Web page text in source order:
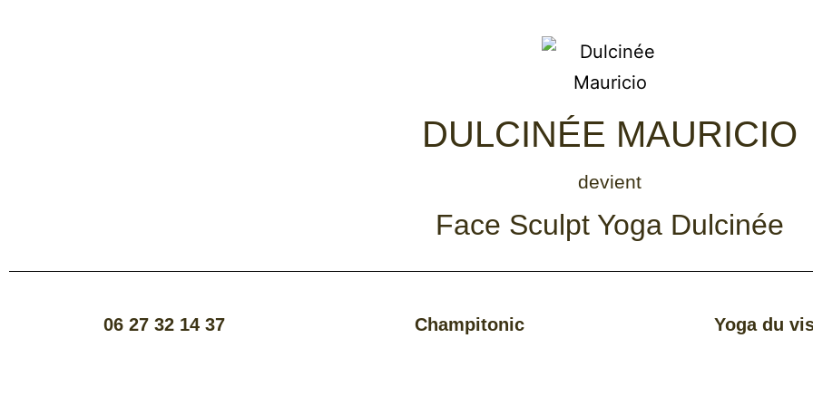
DULCINÉE MAURICIO
devient
Face Sculpt Yoga Dulcinée
06 27 32 14 37 Champitonic Yoga du